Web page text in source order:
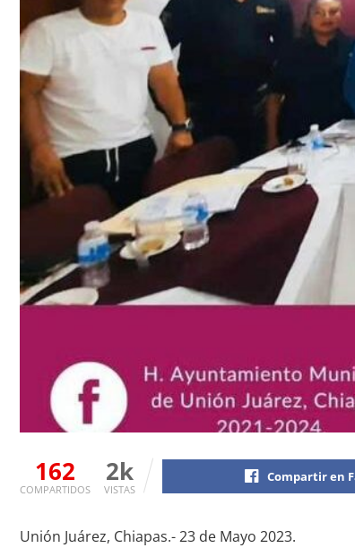
162
COMPARTIDOS
2k
VISTAS
Compartir en
Unión Juárez, Chiapas.- 23 de Mayo 2023.